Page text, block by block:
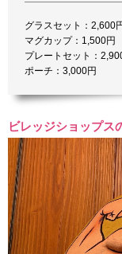
グラスセット：2,600
マグカップ：1,500円
プレートセット：
ポーチ：3,000円
ビレッジショップ